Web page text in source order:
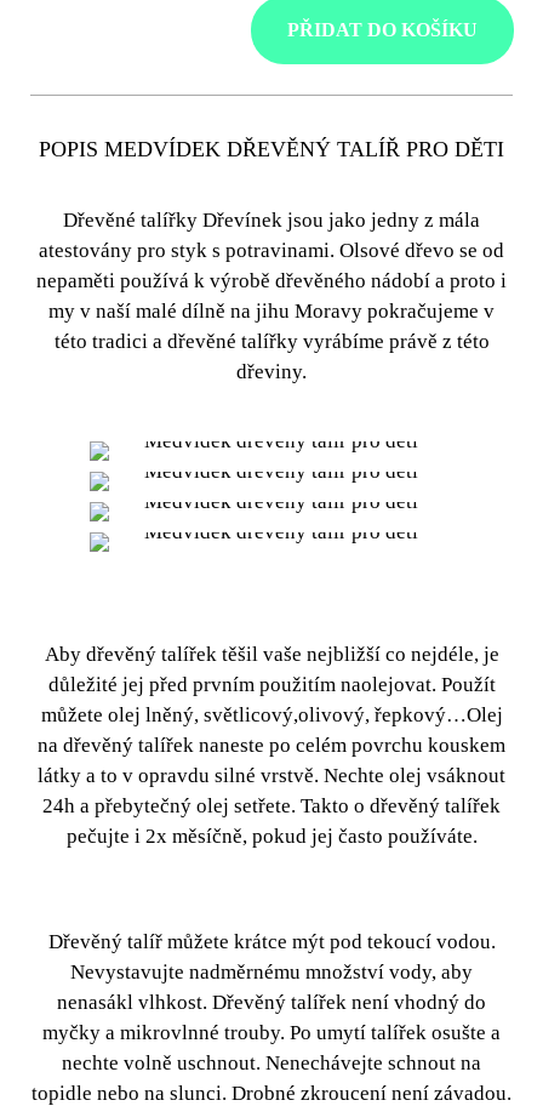
PŘIDAT DO KOŠÍKU
POPIS MEDVÍDEK DŘEVĚNÝ TALÍŘ PRO DĚTI
Dřevěné talířky Dřevínek jsou jako jedny z mála
atestovány pro styk s potravinami. Olsové dřevo se od
nepaměti používá k výrobě dřevěného nádobí a proto i
my v naší malé dílně na jihu Moravy pokračujeme v
této tradici a dřevěné talířkyvyrábíme právě z této
dřeviny.
Aby dřevěný talířek těšil vaše nejbližší co nejdéle, je
důležité jej před prvním použitím naolejovat. Použít
můžete olej lněný, světlicový,olivový, řepkový…Olej
na dřevěný talířek naneste po celém povrchu kouskem
látky a to v opravdu silné vrstvě. Nechte olej vsáknout
24h a přebytečný olej setřete. Takto o dřevěný talířek
pečujte i 2x měsíčně, pokud jej často používáte.
Dřevěný talířmůžete krátce mýt pod tekoucí vodou.
Nevystavujte nadměrnému množství vody, aby
nenasákl vlhkost. Dřevěný talířek není vhodný do
myčky a mikrovlnné trouby. Po umytí talířek osušte a
nechte volně uschnout. Nenechávejte schnout na
topidle nebo na slunci. Drobné zkroucení není závadou.